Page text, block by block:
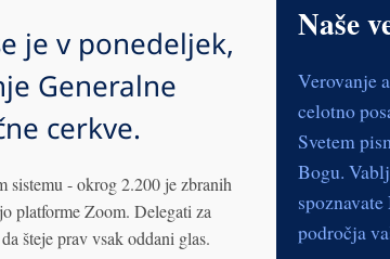
je v ponedeljek,
Generalne
cerkve.
sistemu - okrog 2.200 je zbranih
platforme Zoom. Delegati za
šteje prav vsak oddani glas.
Naše
Verovanje
celotno
Svetem
Bogu.
področja